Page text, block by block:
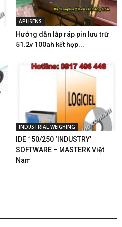
APLISENS
Hướng dẫn lắp ráp pin lưu trữ
51.2v 100ah kết hợp...
INDUSTRIAL WEIGHING
IDE 150/250 ‘INDUSTRY’
SOFTWARE – MASTERK Việt
Nam